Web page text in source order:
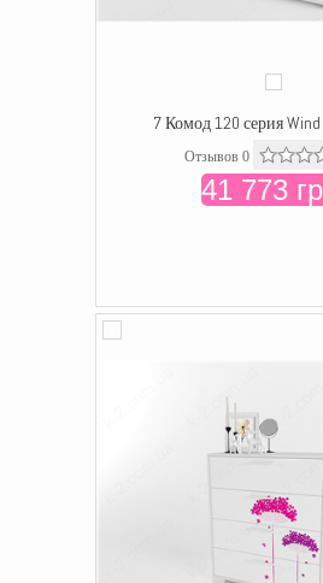
7 Комод 120 серия
Отзывов 0
41 773